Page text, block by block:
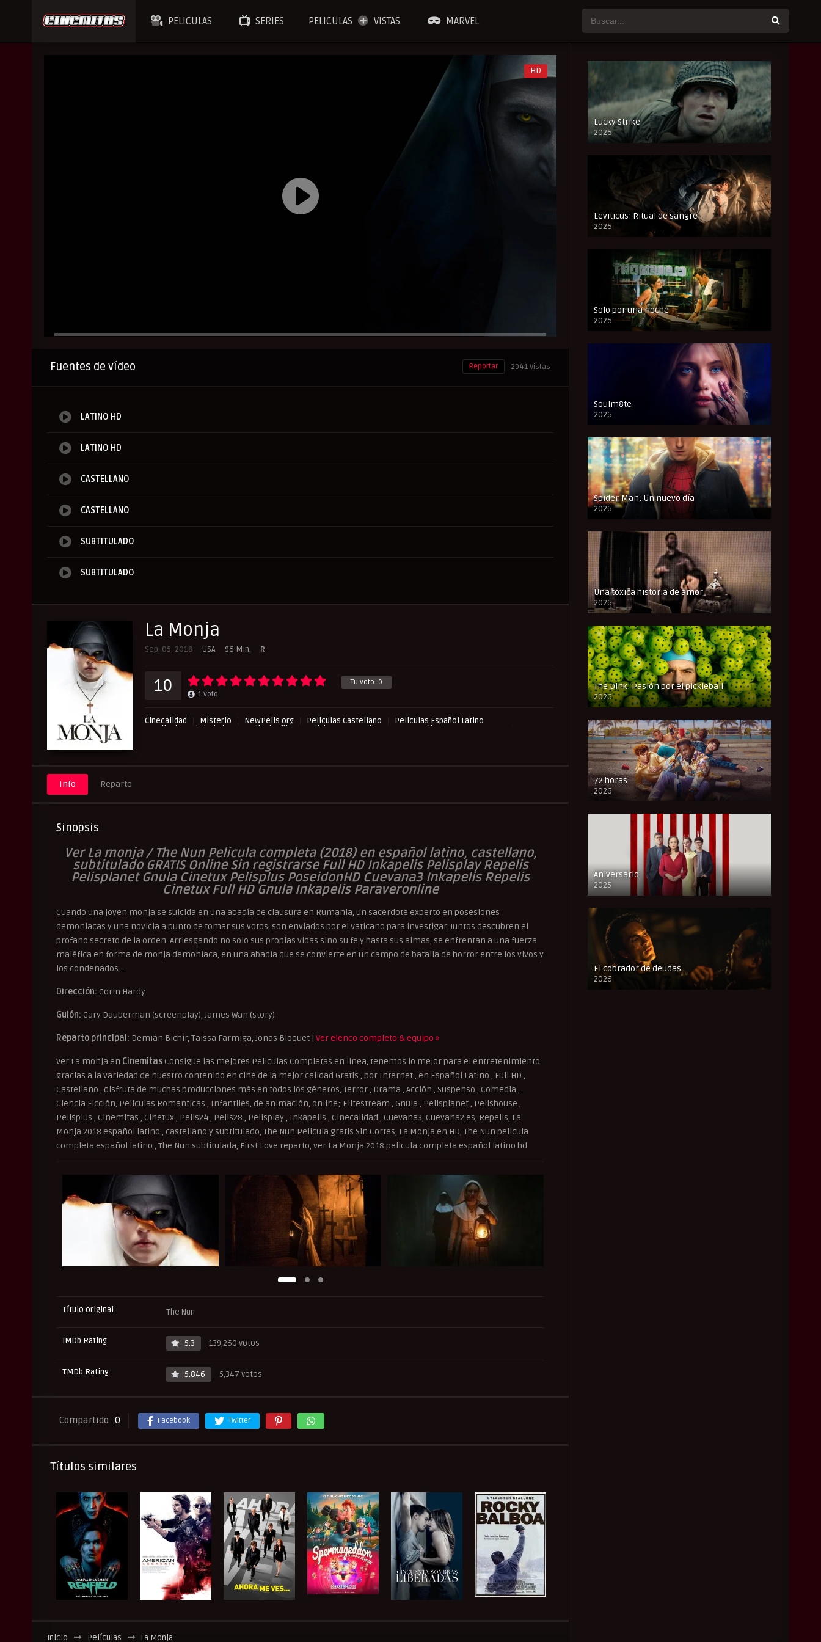
PELICULAS SERIES PELICULAS VISTAS MARVEL
HD
Fuentes de vídeo 2941 Vistas
Reportar
LATINO HD
LATINO HD
CASTELLANO
CASTELLANO
SUBTITULADO
SUBTITULADO
La Monja
Sep. 05, 2018 USA 96 Min. R
Tu voto: 0
10 1 voto
Cinecalidad Misterio NewPelis org Peliculas Castellano
Peliculas Español Latino
Peliculas Subtituladas
Peliculasflix Pelishouse Pelismart RepelisHD.TV
Info Reparto
Sinopsis
Ver La monja / The Nun Pelicula completa (2018) en español latino, castellano,
subtitulado GRATIS Online Sin registrarse Full HD Inkapelis Pelisplay Repelis
Pelisplanet Gnula Cinetux Pelisplus PoseidonHD Cuevana3 Inkapelis Repelis
Cinetux Full HD Gnula Inkapelis Paraveronline
Cuando una joven monja se suicida en una abadía de clausura en Rumania, un sacerdote experto en posesiones
demoniacas y una novicia a punto de tomar sus votos, son enviados por el Vaticano para investigar. Juntos descubren el
profano secreto de la orden. Arriesgando no solo sus propias vidas sino su fe y hasta sus almas, se enfrentan a una fuerza
maléfica en forma de monja demoníaca, en una abadía que se convierte en un campo de batalla de horror entre los vivos y
los condenados…
Dirección: Corin Hardy
Guión: Gary Dauberman (screenplay), James Wan (story)
Reparto principal: Demián Bichir, Taissa Farmiga, Jonas Bloquet | Ver elenco completo & equipo »
Ver La monja en Cinemitas Consigue las mejores Peliculas Completas en linea, tenemos lo mejor para el entretenimiento
gracias a la variedad de nuestro contenido en cine de la mejor calidad Gratis , por Internet , en Español Latino , Full HD ,
Castellano , disfruta de muchas producciones más en todos los géneros, Terror , Drama , Acción , Suspenso , Comedia ,
Ciencia Ficción, Peliculas Romanticas , Infantiles, de animación, online; Elitestream , Gnula , Pelisplanet , Pelishouse ,
Pelisplus , Cinemitas , Cinetux , Pelis24 , Pelis28 , Pelisplay , Inkapelis , Cinecalidad , Cuevana3, Cuevana2.es, Repelis, La
Monja 2018 español latino , castellano y subtitulado, The Nun Pelicula gratis Sin Cortes, La Monja en HD, The Nun pelicula
completa español latino , The Nun subtitulada, First Love reparto, ver La Monja 2018 pelicula completa español latino hd
Título original The Nun
IMDb Rating 5.3 139,260 votos
TMDb Rating 5.846 5,347 votos
Compartido 0 Facebook Twitter
Títulos similares
Inicio Películas La Monja
Lucky Strike
2026
FULL HD
Leviticus: Ritual de sangre
2026
FULL HD
Solo por una noche
2026
CAM
Soulm8te
2026
FULL HD
Spider-Man: Un nuevo día
2026
CAM
Una tóxica historia de amor
2026
FULL HD
The Dink: Pasión por el pickleball
2026
FULL HD
72 horas
2026
FULL HD
Aniversario
2025
FULL HD
El cobrador de deudas
2026
FULL HD